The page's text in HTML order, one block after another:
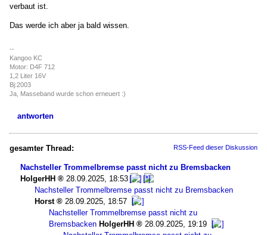
verbaut ist.
Das werde ich aber ja bald wissen.
--
Kangoo KC
Motor: D4F 712
1,2 Liter 16V
Bj:2003
Ja, Masseband wurde schon erneuert :)
antworten
gesamter Thread: RSS-Feed dieser Diskussion
Nachsteller Trommelbremse passt nicht zu Bremsbacken
HolgerHH
28.09.2025, 18:53
Nachsteller Trommelbremse passt nicht zu Bremsbacken
Horst
28.09.2025, 18:57
Nachsteller Trommelbremse passt nicht zu
Bremsbacken HolgerHH
28.09.2025, 19:19